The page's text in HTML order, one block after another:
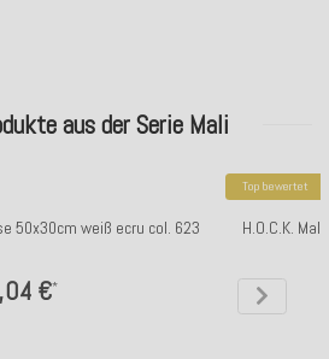
aus der Serie Mali
50x30cm weiß ecru col. 623
€*
Top bewertet
H.O.C.K.